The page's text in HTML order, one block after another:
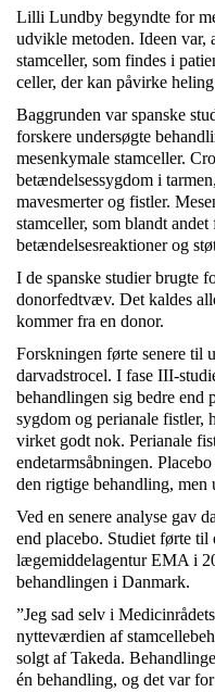
Lilli Lundby begyndte for
udvikle metoden. Ideen var,
stamceller, som findes i
celler, der kan påvirke
Baggrunden var spanske
forskere undersøgte
mesenkymale stamceller.
betændelsessygdom i
mavesmerter og fistler.
stamceller, som blandt
betændelsesreaktioner og
I de spanske studier brugte
donorfedtvæv. Det kaldes
kommer fra en donor.
Forskningen førte senere til
darvadstrocel. I fase III-
behandlingen sig bedre end
sygdom og perianale fistler,
virket godt nok. Perianale
endetarmsåbningen.
den rigtige behandling, men
Ved en senere analyse gav
end placebo. Studiet førte
lægemiddelagentur EMA i
behandlingen i Danmark.
”Jeg sad selv i
nytteværdien af
solgt af Takeda.
én behandling, og det var